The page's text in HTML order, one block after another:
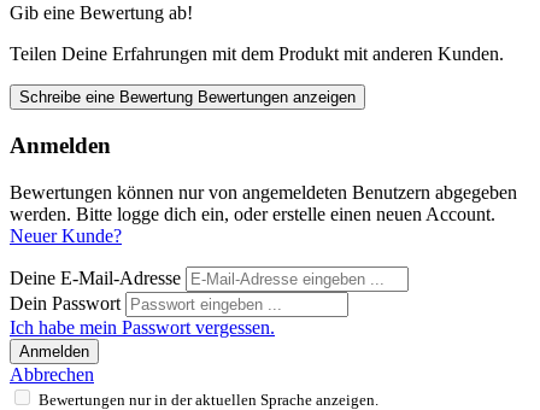
Gib eine Bewertung ab!
Teilen Deine Erfahrungen mit dem Produkt mit anderen Kunden.
Schreibe eine Bewertung Bewertungen anzeigen
Anmelden
Bewertungen können nur von angemeldeten Benutzern abgegeben
werden. Bitte logge dich ein, oder erstelle einen neuen Account.
Neuer Kunde?
Deine E-Mail-Adresse
Dein Passwort
Ich habe mein Passwort vergessen.
Anmelden
Abbrechen
Bewertungen nur in der aktuellen Sprache anzeigen.